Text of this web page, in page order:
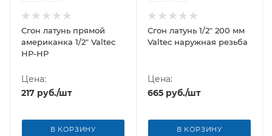
Сгон латунь прямой
американка 1/2" Valtec
НР-НР
Цена:
217 руб./шт
В КОРЗИНУ
Сгон латунь 1/2" 200 мм
Valtec наружная резьба
Цена:
665 руб./шт
В КОРЗИНУ